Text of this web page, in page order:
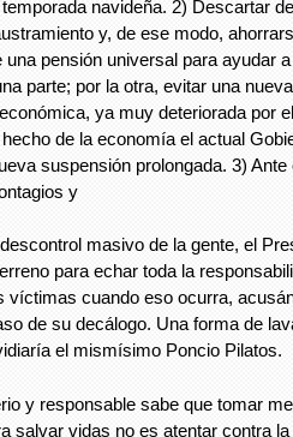
navideña. 2) Descartar
y, de ese modo,
una pensión universal para ayudar
parte; por la otra, evitar una
ya muy deteriorada por
de la economía el actual
suspensión prolongada. 3)
y
masivo de la gente, el
para echar toda la
víctimas cuando eso ocurra,
de su decálogo. Una forma de
el mismísimo Poncio Pilatos.
y responsable sabe que tomar
salvar vidas no es atentar contra